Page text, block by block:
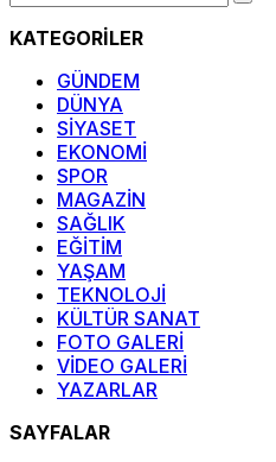
KATEGORİLER
GÜNDEM
DÜNYA
SİYASET
EKONOMİ
SPOR
MAGAZİN
SAĞLIK
EĞİTİM
YAŞAM
TEKNOLOJİ
KÜLTÜR SANAT
FOTO GALERİ
VİDEO GALERİ
YAZARLAR
SAYFALAR